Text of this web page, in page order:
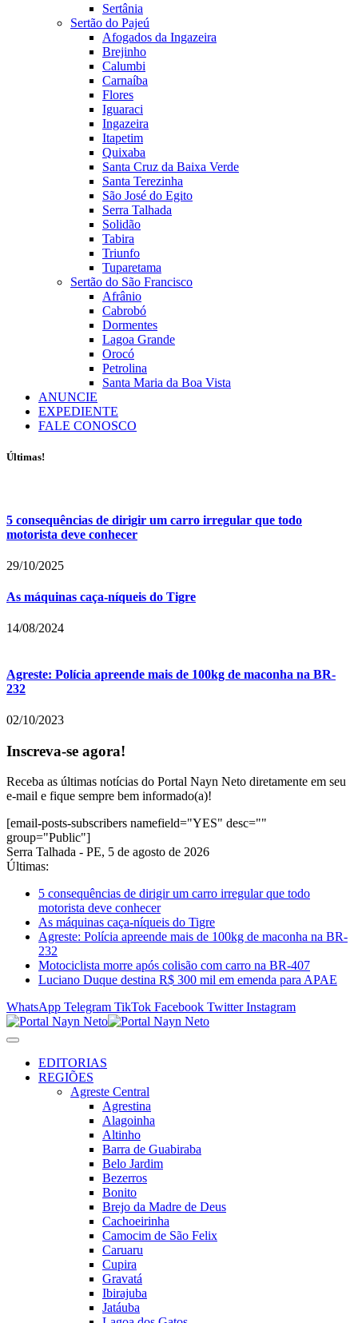
Sertânia
Sertão do Pajeú
Afogados da Ingazeira
Brejinho
Calumbi
Carnaíba
Flores
Iguaraci
Ingazeira
Itapetim
Quixaba
Santa Cruz da Baixa Verde
Santa Terezinha
São José do Egito
Serra Talhada
Solidão
Tabira
Triunfo
Tuparetama
Sertão do São Francisco
Afrânio
Cabrobó
Dormentes
Lagoa Grande
Orocó
Petrolina
Santa Maria da Boa Vista
ANUNCIE
EXPEDIENTE
FALE CONOSCO
Últimas!
5 consequências de dirigir um carro irregular que todo
motorista deve conhecer
29/10/2025
As máquinas caça-níqueis do Tigre
14/08/2024
Agreste: Polícia apreende mais de 100kg de maconha na BR-
232
02/10/2023
Inscreva-se agora!
Receba as últimas notícias do Portal Nayn Neto diretamente em seu
e-mail e fique sempre bem informado(a)!
[email-posts-subscribers namefield="YES" desc=""
group="Public"]
Serra Talhada - PE, 5 de agosto de 2026
Últimas:
5 consequências de dirigir um carro irregular que todo
motorista deve conhecer
As máquinas caça-níqueis do Tigre
Agreste: Polícia apreende mais de 100kg de maconha na BR-
232
Motociclista morre após colisão com carro na BR-407
Luciano Duque destina R$ 300 mil em emenda para APAE
WhatsApp Telegram TikTok Facebook Twitter Instagram
EDITORIAS
REGIÕES
Agreste Central
Agrestina
Alagoinha
Altinho
Barra de Guabiraba
Belo Jardim
Bezerros
Bonito
Brejo da Madre de Deus
Cachoeirinha
Camocim de São Felix
Caruaru
Cupira
Gravatá
Ibirajuba
Jatáuba